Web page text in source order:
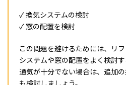
✓ 換気システムの検討
✓ 窓の配置を検討
この問題を避けるためには、リ
システムや窓の配置をよく検討
通気が十分でない場合は、追加
も検討しましょう。